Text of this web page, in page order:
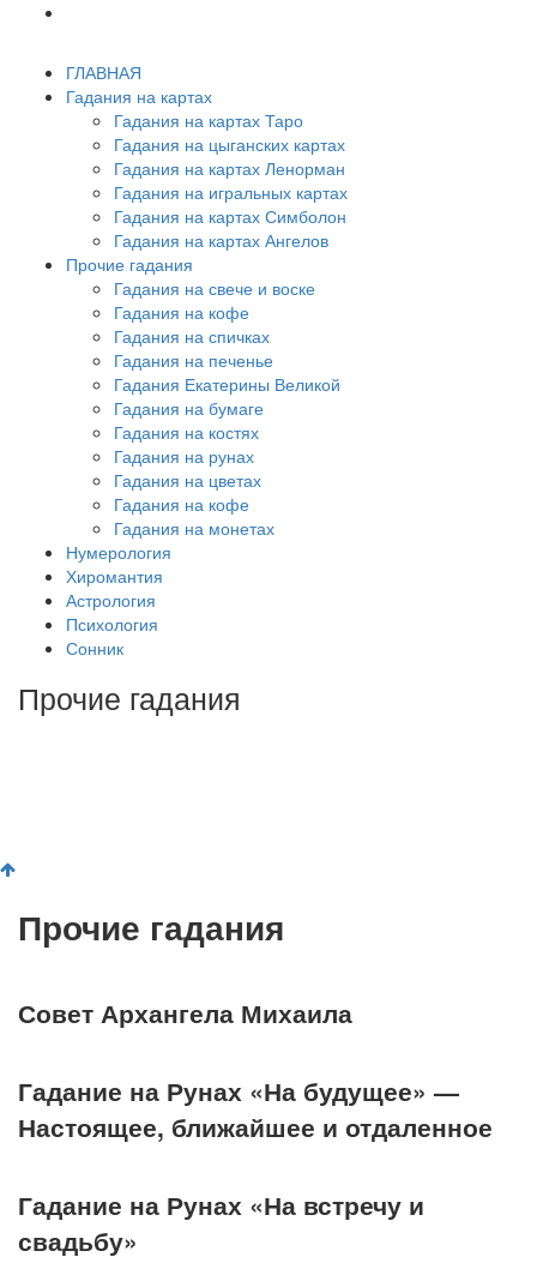
ГЛАВНАЯ
Гадания на картах
Гадания на картах Таро
Гадания на цыганских картах
Гадания на картах Ленорман
Гадания на игральных картах
Гадания на картах Симболон
Гадания на картах Ангелов
Прочие гадания
Гадания на свече и воске
Гадания на кофе
Гадания на спичках
Гадания на печенье
Гадания Екатерины Великой
Гадания на бумаге
Гадания на костях
Гадания на рунах
Гадания на цветах
Гадания на кофе
Гадания на монетах
Нумерология
Хиромантия
Астрология
Психология
Сонник
Прочие гадания
Прочие гадания
Совет Архангела Михаила
Гадание на Рунах «На будущее» —
Настоящее, ближайшее и отдаленное
Гадание на Рунах «На встречу и
свадьбу»